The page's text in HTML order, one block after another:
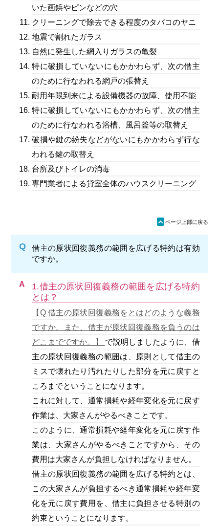
いた画鋲やピンなどの穴
クリーニングで除去できる程度のタバコのヤニ
地震で割れたガラス
自然に発生した網入りガラスの亀裂
特に破損していないにもかかわらず、次の借主
のために行なわれる網戸の張替え
耐用年限到来による設備機器の故障、使用不能
特に破損していないにもかかわらず、次の借主
のために行なわれる浴槽、風呂釜等の取替え
破損や鍵の紛失などがないにもかかわらず行な
われる鍵の取替え
台所及びトイレの消毒
専門業者による貸室全体のハウスクリーニング
ü ページ上部に戻る
Q
借主の原状回復義務の範囲を広げる特約は有効
ですか。
A
1.借主の原状回復義務の範囲を広げる特約
とは？
【Q 借主の原状回復義務をとはどのような義務
ですか。また、借主が原状回復義務を負うのは
どこまでですか。】 で説明しましたように、借
主の原状回復義務の範囲は、原則として借主の
ミスで壊れたり汚れたりした部分を元に戻すと
ころまでということになります。
これに対して、通常損耗や経年変化を元に戻す
作業は、大家さんがやるべきことです。
このように、通常損耗や経年変化を元に戻す作
業は、大家さんがやるべきことですから、その
費用は大家さんが負担しなければなりません。
借主の原状回復義務の範囲を広げる特約とは、
この大家さんが負担するべき通常損耗や経年変
化を元に戻す費用を、借主に負担させる特別の
約束ということになります。